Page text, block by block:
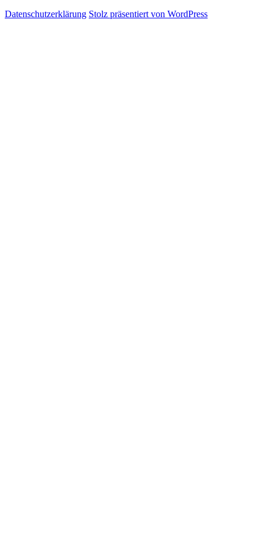
Datenschutzerklärung Stolz präsentiert von WordPress